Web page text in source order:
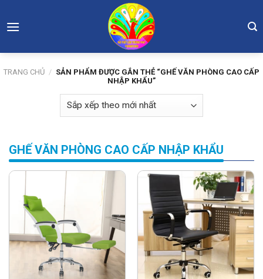
to
TRANG CHỦ / SẢN PHẨM ĐƯỢC GẮN THẺ “GHẾ VĂN PHÒNG CAO CẤP
NHẬP KHẨU”
GHẾ VĂN PHÒNG CAO CẤP NHẬP KHẨU